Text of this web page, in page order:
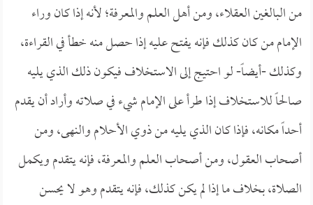
من البالغين العقلاء، ومن أهل العلم والمعرفة؛ لأنه إذا كان وراء
الإمام من كان كذلك فإنه يفتح عليه إذا حصل منه خطأ في القراءة،
وكذلك -أيضاً- لو احتيج إلى الاستخلاف فيكون ذلك الذي يليه
صالحاً للاستخلاف إذا طرأ على الإمام شيء في صلاته وأراد أن يقدم
أحداً مكانه، فإذا كان الذي يليه من ذوي الأحلام والنهى، ومن
أصحاب العقول، ومن أصحاب العلم والمعرفة، فإنه يتقدم ويكمل
الصلاة، بخلاف ما إذا لم يكن كذلك، فإنه يتقدم وهو لا يحسن